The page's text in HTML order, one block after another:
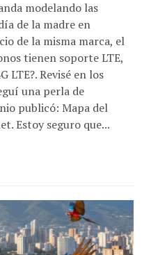
modelando las
de la madre en
de la misma marca, el
tienen soporte LTE,
LTE?. Revisé en los
una perla de
publicó: Mapa del
Estoy seguro que...